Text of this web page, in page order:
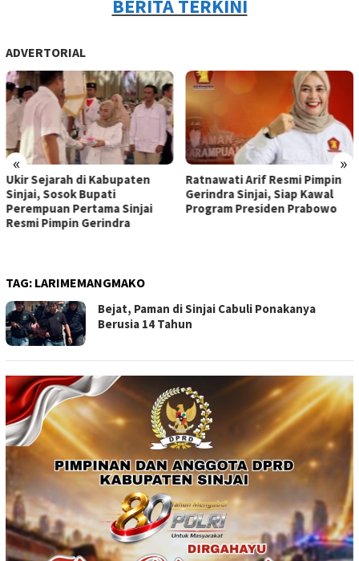
BERITA TERKINI
ADVERTORIAL
« »
Ukir Sejarah di Kabupaten
Sinjai, Sosok Bupati
Perempuan Pertama Sinjai
Resmi Pimpin Gerindra
Ratnawati Arif Resmi Pimpin
Gerindra Sinjai, Siap Kawal
Program Presiden Prabowo
TAG: LARIMEMANGMAKO
Bejat, Paman di Sinjai Cabuli Ponakanya
Berusia 14 Tahun